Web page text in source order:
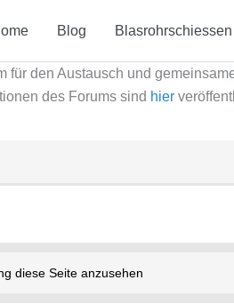
Blog Blasrohrschiessen
den Austausch und
des Forums sind hier
diese Seite anzusehen